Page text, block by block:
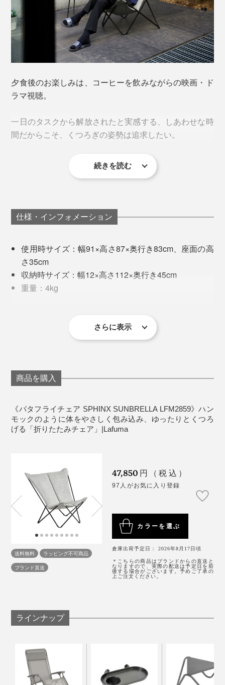
しなやかな中材には、通気性・透湿性に優れたポリエス
組み立ては、至ってシンプル。
1. フレームを広げる
3. 内側のマジックテープで固定する
夕食後のお楽しみは、コーヒーを飲みながらの映画・ド
ラマ視聴。
一日のタスクから解放されたと実感する、しあわせな時
間だからこそ、くつろぎの姿勢は追求したい。
いいソファを買いたいけど、スペースの問題でここ何年
『Lafuma』のリクライニングチェア
れど、どうやらそのスペースもない……。
「SPHINXアームチェア」は、そんなわが家のサイズ感
にぴったりでした。
身長150cmの小柄体型な私のベスト姿勢は「あぐら」。
座面の両端が、ちょうど膝を置ける広さで、スポッとは
まる感じが妙に落ち着く。
続きを読む
仕様・インフォメーション
使用時サイズ：幅91×高さ87×奥行き83cm、座面の高
さ35cm
収納時サイズ：幅12×高さ112×奥行き45cm
重量：4kg
Tundra Sunbrella）、［ジョイント］エラストマー
生産国：フランス
さらに表示
商品を購入
《バタフライチェア SPHINX SUNBRELLA LFM2859》ハン
モックのように体をやさしく包み込み、ゆったりとくつろ
げる「折りたたみチェア」|Lafuma
送料無料
ラッピング不可商品
ブランド直送
47,850 円（税込）
97人がお気に入り登録
カラーを選ぶ
倉庫出荷予定日： 2026年8月17日頃
＊こちらの商品はブランドからの直送と
なりますので、実際の配送は予定日を前
後する場合がございます。予めご了承の
上ご注文ください。
ラインナップ